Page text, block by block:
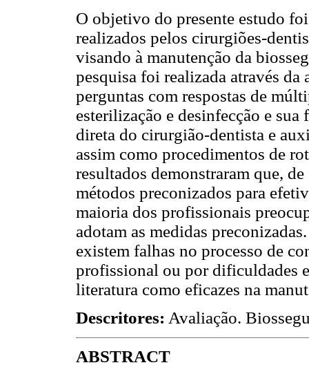
O objetivo do presente estudo
realizados pelos cirurgiões-
visando à manutenção da
pesquisa foi realizada através
perguntas com respostas de
esterilização e desinfecção e
direta do cirurgião-dentista e
assim como procedimentos de
resultados demonstraram que,
métodos preconizados para
maioria dos profissionais
adotam as medidas
existem falhas no processo de
profissional ou por dificuldades
literatura como eficazes na
Descritores: Avaliação.
ABSTRACT